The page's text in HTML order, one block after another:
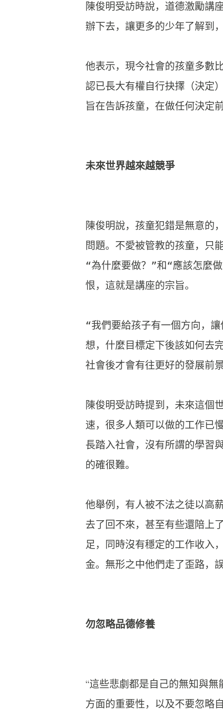
陳俊明受訪時說，道德激勵講
辦下去， 讓更多的少年了解到
他表示，現今社會的孩童多數
認已長大有權自行抉擇（決定
旨在告訴孩童， 在做任何決定
陳俊明說，孩童犯錯是無意的
問題。不愛被管教的孩童， 只
“為什麼要做？”和“應該怎麼
恨，這就是講座的宗旨。
“我們要給孩子有一個方向， 讓
想， 什麼目標定下後該如何去完
社會後才會有往更好的發展前景
陳俊明受訪時提到，未來這個
速， 很多人類可以做的工作已
長踏入社會，沒有所謂的學習與
的確很難。
他舉例， 有人被不法之徒以高
去了回不來，甚至有些還陪上
足，同時沒有穩定的工作收入，
金。 無形之中他們走了歪路，
勿忽略品德修養
“這些悲劇都是自己的無知與無
方面的重要性， 以及不要忽略